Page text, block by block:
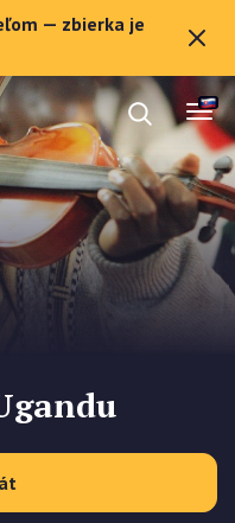
— zbierka je